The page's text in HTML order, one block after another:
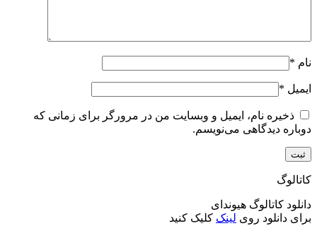
نام *
ایمیل *
ذخیره نام، ایمیل و وبسایت من در مرورگر برای زمانی که
دوباره دیدگاهی می‌نویسم.
کاتالوگ
دانلود کاتالوگ هیوندای
برای دانلود روی لینک کلیک کنید